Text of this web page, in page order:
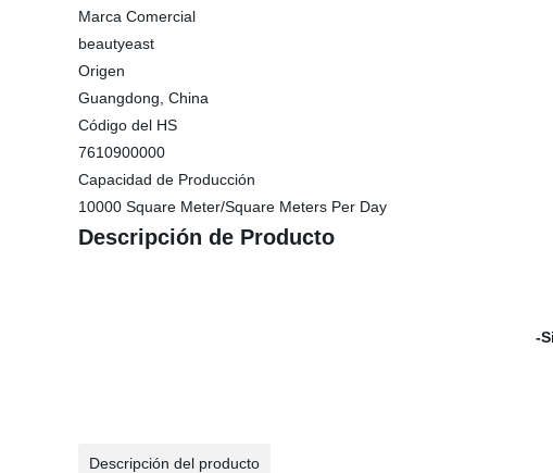
Marca Comercial
beautyeast
Origen
Guangdong, China
Código del HS
7610900000
Capacidad de Producción
10000 Square Meter/Square Meters Per Day
Descripción de Producto
-
Descripción del producto